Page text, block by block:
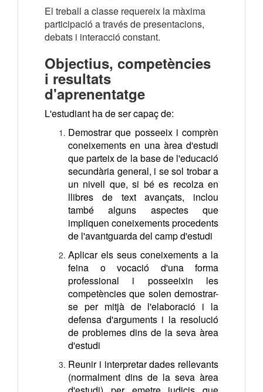
El treball a classe requereix la màxima
participació a través de presentacions,
debats i interacció constant.
Objectius, competències
i resultats
d'aprenentatge
L'estudiant ha de ser capaç de:
Demostrar que posseeix i comprèn
coneixements en una àrea d'estudi
que parteix de la base de l'educació
secundària general, i se sol trobar a
un nivell que, si bé es recolza en
llibres de text avançats, inclou
també alguns aspectes que
impliquen coneixements procedents
de l'avantguarda del camp d'estudi
Aplicar els seus coneixements a la
feina o vocació d'una forma
professional i posseeixin les
competències que solen demostrar-
se per mitjà de l'elaboració i la
defensa d'arguments i la resolució
de problemes dins de la seva àrea
d'estudi
Reunir i interpretar dades rellevants
(normalment dins de la seva àrea